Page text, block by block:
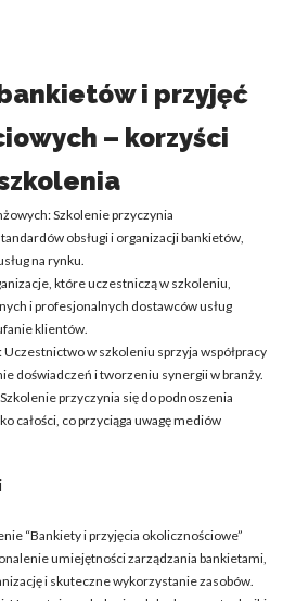
i przyjęć
– korzyści
Szkolenie przyczynia
obsługi i organizacji bankietów,
na rynku.
które uczestniczą w szkoleniu,
i profesjonalnych dostawców usług
klientów.
Uczestnictwo w szkoleniu sprzyja współpracy
doświadczeń i tworzeniu synergii w branży.
przyczynia się do podnoszenia
całości, co przyciąga uwagę mediów
“Bankiety i przyjęcia okolicznościowe”
umiejętności zarządzania bankietami,
i skuteczne wykorzystanie zasobów.